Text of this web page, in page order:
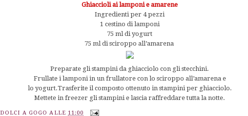
Ghiaccioli ai lamponi e amarene
Ingredienti per 4 pezzi
1 cestino di lamponi
75 ml di yogurt
75 ml di sciroppo all’amarena
Preparate gli stampini da ghiacciolo con gli stecchini.
Frullate i lamponi in un frullatore con lo sciroppo all’amarena e
lo yogurt.Trasferite il composto ottenuto in stampini per ghiacciolo.
Mettete in freezer gli stampini e lascia raffreddare tutta la notte.
DOLCI A GOGO ALLE 11:00